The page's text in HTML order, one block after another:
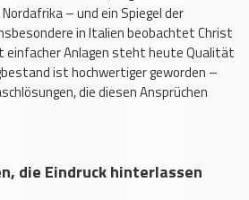
– und ein Spiegel der
in Italien beobachtet Christ
einfacher Anlagen steht heute Qualität
ist hochwertiger geworden –
die diesen Ansprüchen
die Eindruck hinterlassen